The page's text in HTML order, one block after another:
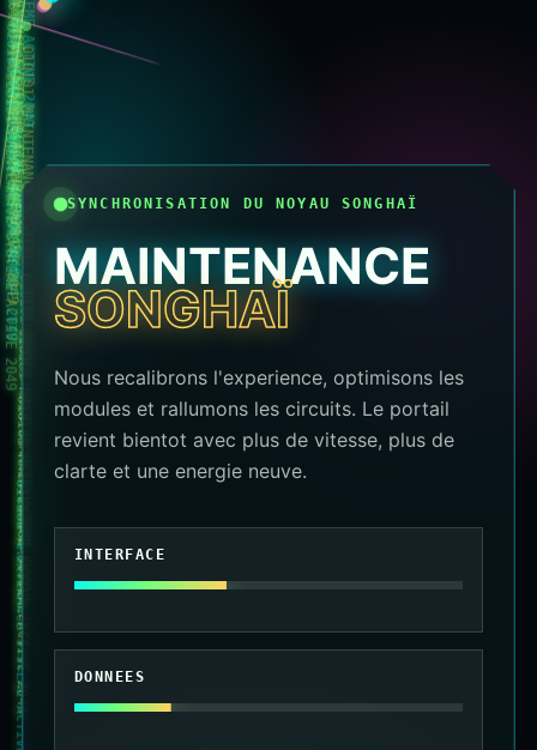
010101 MAINTENANCE SYSTEME ACTIVE 2049
010101 MAINTENANCE SYSTEME ACTIVE 2049
010101 MAINTENANCE SYSTEME ACTIVE 2049
010101 MAINTENANCE SYSTEME ACTIVE 2049
010101 MAINTENANCE SYSTEME ACTIVE 2049
010101 MAINTENANCE SYSTEME ACTIVE 2049
010101 MAINTENANCE SYSTEME ACTIVE 2049
010101 MAINTENANCE SYSTEME ACTIVE 2049
010101 MAINTENANCE SYSTEME ACTIVE 2049010101 MAINTENANCE SYSTEME ACTIVE 2049010101 MAINTENANCE SYSTEME ACTIVE 2049010101 MAINTENANCE SYSTEME ACTIVE 2049 SYNCHRONISATION DU NOYAU SONGHAÏ
MAINTENANCE
SONGHAÏ
Nous recalibrons l'experience, optimisons les
modules et rallumons les circuits. Le portail
revient bientot avec plus de vitesse, plus de
clarte et une energie neuve.
INTERFACE
DONNEES